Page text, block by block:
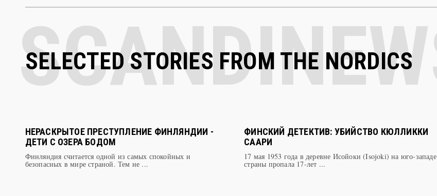
SELECTED STORIES FROM THE NORDICS
НЕРАСКРЫТОЕ ПРЕСТУПЛЕНИЕ ФИНЛЯНДИИ -
ДЕТИ С ОЗЕРА БОДОМ
Финляндия считается одной из самых спокойных и
безопасных в мире страной. Тем не ...
ФИНСКИЙ ДЕТЕКТИВ: УБИЙСТВО КЮЛЛИККИ
СААРИ
17 мая 1953 года в деревне Исойоки (Isojoki) на юго-западе
страны пропала 17-лет ...